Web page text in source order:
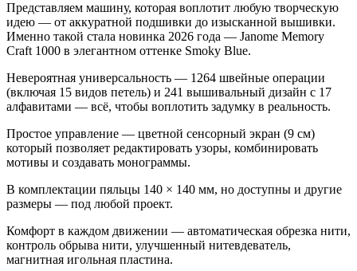
Представляем машину, которая воплотит любую творческую
идею — от аккуратной подшивки до изысканной вышивки.
Именно такой стала новинка 2026 года — Janome Memory
Craft 1000 в элегантном оттенке Smoky Blue.
Невероятная универсальность — 1264 швейные операции
(включая 15 видов петель) и 241 вышивальный дизайн с 17
алфавитами — всё, чтобы воплотить задумку в реальность.
Простое управление — цветной сенсорный экран (9 см)
который позволяет редактировать узоры, комбинировать
мотивы и создавать монограммы.
В комплектации пяльцы 140 × 140 мм, но доступны и другие
размеры — под любой проект.
Комфорт в каждом движении — автоматическая обрезка нити,
контроль обрыва нити, улучшенный нитевдеватель,
магнитная игольная пластина.